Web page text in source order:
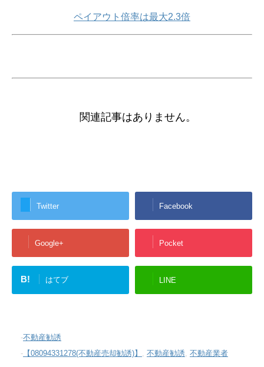
ペイアウト倍率は最大2.3倍
関連記事はありません。
Twitter Facebook
Google+ Pocket
B! はてブ LINE
-不動産勧誘
- 【08094331278(不動産売却勧誘)】 不動産勧誘 不動産業者